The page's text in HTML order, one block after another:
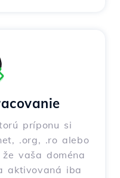
príponu si
.org, .ro alebo
vaša doména
aktivovaná iba